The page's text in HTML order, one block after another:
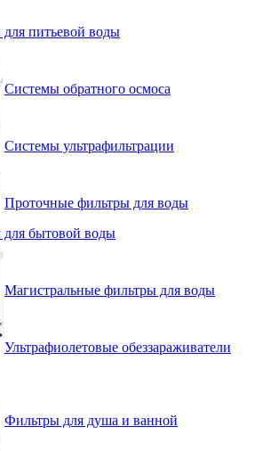
питьевой воды
Системы обратного осмоса
Системы ультрафильтрации
Проточные фильтры для воды
бытовой воды
Магистральные фильтры для воды
Ультрафиолетовые обеззараживатели
Фильтры для душа и ванной